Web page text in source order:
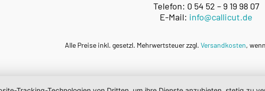
Telefon: 0 54 52 – 9 19 98 07
E-Mail: info@callicut.de
Alle Preise inkl. gesetzl. Mehrwertsteuer zzgl. Versandkosten,